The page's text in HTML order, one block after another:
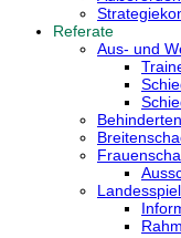
Referate
Aus- und